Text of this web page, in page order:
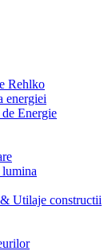
Rehlko
energiei
de Energie
Utilaje constructii